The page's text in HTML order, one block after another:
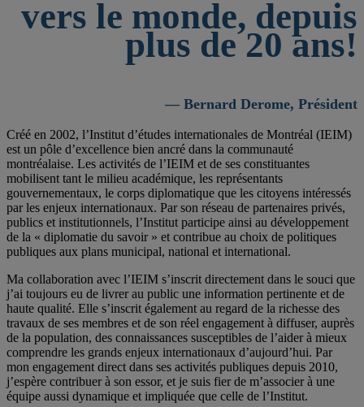
vers le monde, depuis
plus de 20 ans!
— Bernard Derome, Président
Créé en 2002, l’Institut d’études internationales de Montréal (IEIM)
est un pôle d’excellence bien ancré dans la communauté
montréalaise. Les activités de l’IEIM et de ses constituantes
mobilisent tant le milieu académique, les représentants
gouvernementaux, le corps diplomatique que les citoyens intéressés
par les enjeux internationaux. Par son réseau de partenaires privés,
publics et institutionnels, l’Institut participe ainsi au développement
de la « diplomatie du savoir » et contribue au choix de politiques
publiques aux plans municipal, national et international.
Ma collaboration avec l’IEIM s’inscrit directement dans le souci que
j’ai toujours eu de livrer au public une information pertinente et de
haute qualité. Elle s’inscrit également au regard de la richesse des
travaux de ses membres et de son réel engagement à diffuser, auprès
de la population, des connaissances susceptibles de l’aider à mieux
comprendre les grands enjeux internationaux d’aujourd’hui. Par
mon engagement direct dans ses activités publiques depuis 2010,
j’espère contribuer à son essor, et je suis fier de m’associer à une
équipe aussi dynamique et impliquée que celle de l’Institut.